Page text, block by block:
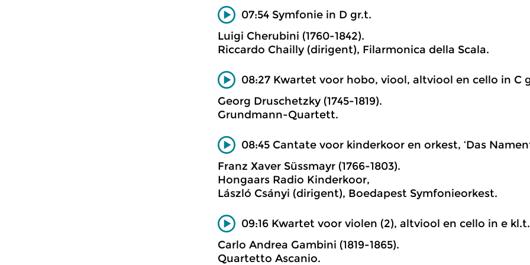
07:54 Symfonie in D gr.t.
Luigi Cherubini (1760-1842).
Riccardo Chailly (dirigent), Filarmonica della Scala.
08:27 Kwartet voor hobo, viool, altviool en cello in C
Georg Druschetzky (1745-1819).
Grundmann-Quartett.
08:45 Cantate voor kinderkoor en orkest, ‘Das
Franz Xaver Süssmayr (1766-1803).
Hongaars Radio Kinderkoor,
László Csányi (dirigent), Boedapest Symfonieorkest.
09:16 Kwartet voor violen (2), altviool en cello in e kl.t.
Carlo Andrea Gambini (1819-1865).
Quartetto Ascanio.